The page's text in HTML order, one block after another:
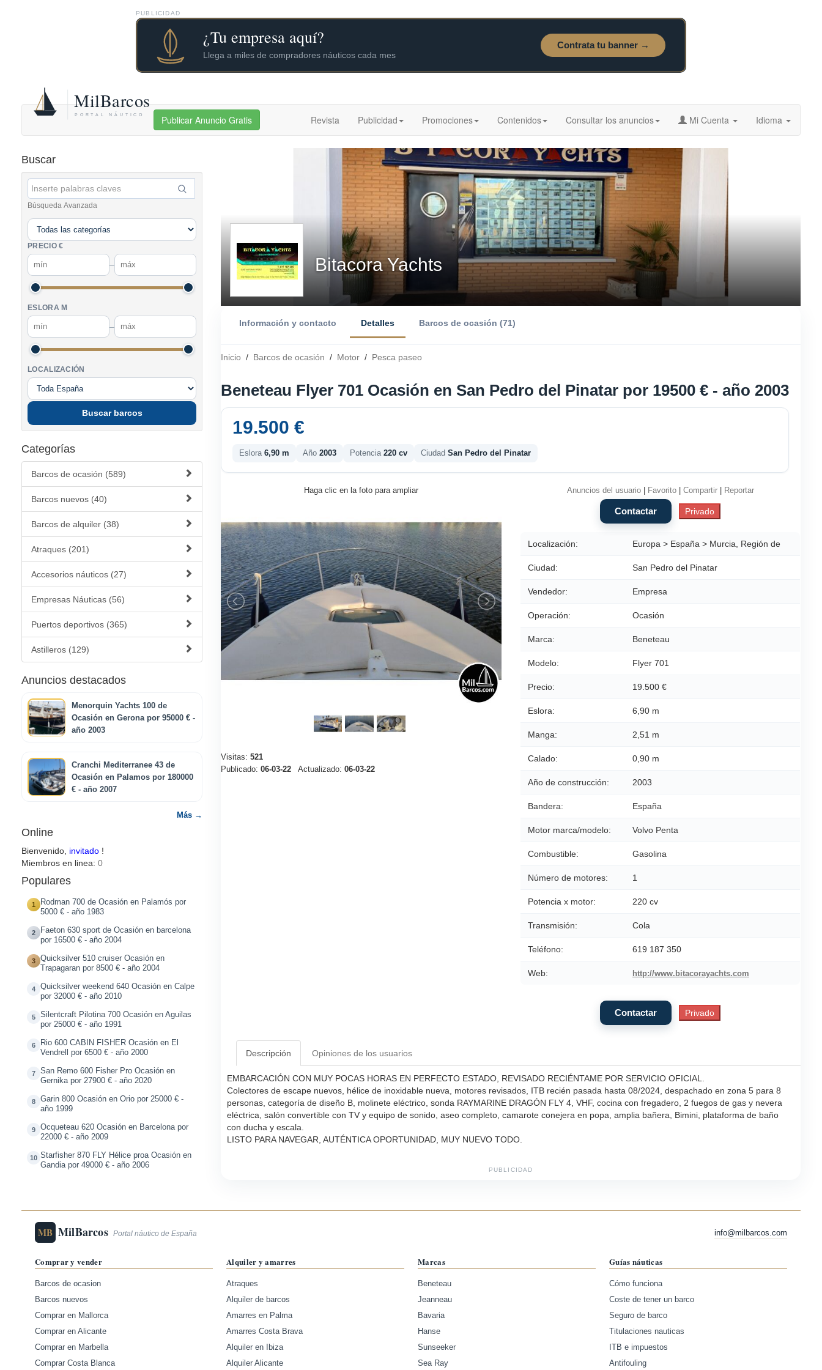
PUBLICIDAD
Publicar Anuncio Gratis Revista Publicidad Promociones Contenidos Consultar los anuncios Mi Cuenta Idioma
Buscar
Búsqueda Avanzada
PRECIO €
–
ESLORA M
–
LOCALIZACIÓN
Buscar barcos
Categorías
Barcos de ocasión (589)
Barcos nuevos (40)
Barcos de alquiler (38)
Atraques (201)
Accesorios náuticos (27)
Empresas Náuticas (56)
Puertos deportivos (365)
Astilleros (129)
Anuncios destacados
Menorquin Yachts 100 de
Ocasión en Gerona por 95000 € -
año 2003
Cranchi Mediterranee 43 de
Ocasión en Palamos por 180000
€ - año 2007
Más →
Online
Bienvenido, invitado !
Miembros en linea: 0
Populares
1
Rodman 700 de Ocasión en Palamós por
5000 € - año 1983
2
Faeton 630 sport de Ocasión en barcelona
por 16500 € - año 2004
3
Quicksilver 510 cruiser Ocasión en
Trapagaran por 8500 € - año 2004
4
Quicksilver weekend 640 Ocasión en Calpe
por 32000 € - año 2010
5
Silentcraft Pilotina 700 Ocasión en Aguilas
por 25000 € - año 1991
6
Rio 600 CABIN FISHER Ocasión en El
Vendrell por 6500 € - año 2000
7
San Remo 600 Fisher Pro Ocasión en
Gernika por 27900 € - año 2020
8
Garin 800 Ocasión en Orio por 25000 € -
año 1999
9
Ocqueteau 620 Ocasión en Barcelona por
22000 € - año 2009
10 Starfisher 870 FLY Hélice proa Ocasión en
Gandia por 49000 € - año 2006
Bitacora Yachts
Información y contacto Detalles Barcos de ocasión (71)
Inicio / Barcos de ocasión / Motor / Pesca paseo
Beneteau Flyer 701 Ocasión en San Pedro del Pinatar por 19500 € - año 2003
19.500 €
Eslora 6,90 m Año 2003 Potencia 220 cv Ciudad San Pedro del Pinatar
Haga clic en la foto para ampliar
Visitas: 521
Publicado: 06-03-22 Actualizado: 06-03-22
Anuncios del usuario| Favorito| Compartir| Reportar
Localización: Europa > España > Murcia, Región de
Ciudad: San Pedro del Pinatar
Vendedor: Empresa
Operación: Ocasión
Marca: Beneteau
Modelo: Flyer 701
Precio: 19.500 €
Eslora: 6,90 m
Manga: 2,51 m
Calado: 0,90 m
Año de construcción: 2003
Bandera: España
Motor marca/modelo: Volvo Penta
Combustible: Gasolina
Número de motores: 1
Potencia x motor: 220 cv
Transmisión: Cola
Teléfono: 619 187 350
Web: http://www.bitacorayachts.com
Descripción Opiniones de los usuarios
EMBARCACIÓN CON MUY POCAS HORAS EN PERFECTO ESTADO, REVISADO RECIÉNTAME POR SERVICIO OFICIAL.
Colectores de escape nuevos, hélice de inoxidable nueva, motores revisados, ITB recién pasada hasta 08/2024, despachado en zona 5 para 8
personas, categoría de diseño B, molinete eléctrico, sonda RAYMARINE DRAGÓN FLY 4, VHF, cocina con fregadero, 2 fuegos de gas y nevera
eléctrica, salón convertible con TV y equipo de sonido, aseo completo, camarote conejera en popa, amplia bañera, Bimini, plataforma de baño
con ducha y escala.
LISTO PARA NAVEGAR, AUTÉNTICA OPORTUNIDAD, MUY NUEVO TODO.
PUBLICIDAD
MB MilBarcos Portal náutico de España info@milbarcos.com
Comprar y vender
Barcos de ocasion
Barcos nuevos
Comprar en Mallorca
Comprar en Alicante
Comprar en Marbella
Comprar Costa Blanca
Alquiler y amarres
Atraques
Alquiler de barcos
Amarres en Palma
Amarres Costa Brava
Alquiler en Ibiza
Alquiler Alicante
Marcas
Beneteau
Jeanneau
Bavaria
Hanse
Sunseeker
Sea Ray
Guías náuticas
Cómo funciona
Coste de tener un barco
Seguro de barco
Titulaciones nauticas
ITB e impuestos
Antifouling